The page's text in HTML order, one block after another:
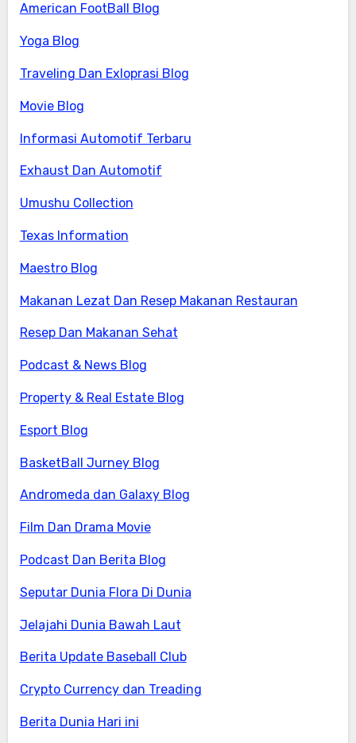
American FootBall Blog
Yoga Blog
Traveling Dan Exloprasi Blog
Movie Blog
Informasi Automotif Terbaru
Exhaust Dan Automotif
Umushu Collection
Texas Information
Maestro Blog
Makanan Lezat Dan Resep Makanan Restauran
Resep Dan Makanan Sehat
Podcast & News Blog
Property & Real Estate Blog
Esport Blog
BasketBall Jurney Blog
Andromeda dan Galaxy Blog
Film Dan Drama Movie
Podcast Dan Berita Blog
Seputar Dunia Flora Di Dunia
Jelajahi Dunia Bawah Laut
Berita Update Baseball Club
Crypto Currency dan Treading
Berita Dunia Hari ini